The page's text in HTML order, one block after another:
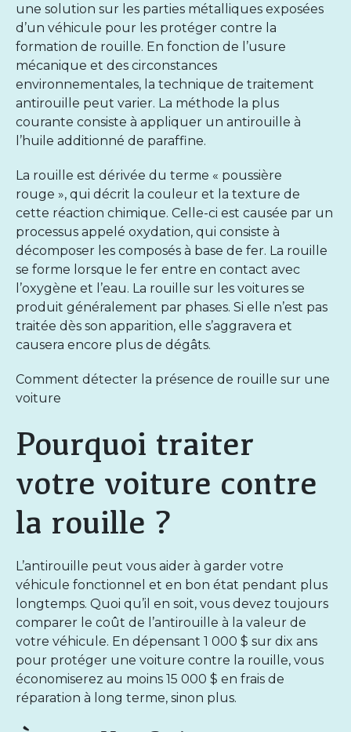
une solution sur les parties métalliques exposées
d’un véhicule pour les protéger contre la
formation de rouille. En fonction de l’usure
mécanique et des circonstances
environnementales, la technique de traitement
antirouille peut varier. La méthode la plus
courante consiste à appliquer un antirouille à
l’huile additionné de paraffine.
La rouille est dérivée du terme « poussière
rouge », qui décrit la couleur et la texture de
cette réaction chimique. Celle-ci est causée par un
processus appelé oxydation, qui consiste à
décomposer les composés à base de fer. La rouille
se forme lorsque le fer entre en contact avec
l’oxygène et l’eau. La rouille sur les voitures se
produit généralement par phases. Si elle n’est pas
traitée dès son apparition, elle s’aggravera et
causera encore plus de dégâts.
Comment détecter la présence de rouille sur une
voiture
Pourquoi traiter
votre voiture contre
la rouille ?
L’antirouille peut vous aider à garder votre
véhicule fonctionnel et en bon état pendant plus
longtemps. Quoi qu’il en soit, vous devez toujours
comparer le coût de l’antirouille à la valeur de
votre véhicule. En dépensant 1 000 $ sur dix ans
pour protéger une voiture contre la rouille, vous
économiserez au moins 15 000 $ en frais de
réparation à long terme, sinon plus.